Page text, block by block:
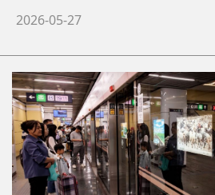
反应厦门自然生态、人文历史、城市景观等
2026-05-27